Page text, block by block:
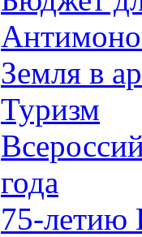
Земля в
Туризм
года
75-летию